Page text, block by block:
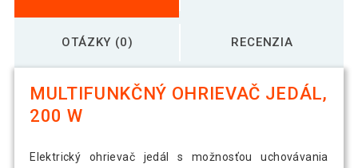
OTÁZKY (0) RECENZIA
MULTIFUNKČNÝ OHRIEVAČ JEDÁL,
200 W
Elektrický ohrievač jedál s možnosťou uchovávania